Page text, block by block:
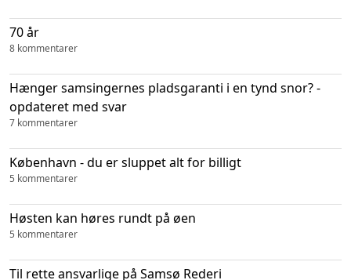
70 år
8 kommentarer
Hænger samsingernes pladsgaranti i en tynd snor? -
opdateret med svar
7 kommentarer
København - du er sluppet alt for billigt
5 kommentarer
Høsten kan høres rundt på øen
5 kommentarer
Til rette ansvarlige på Samsø Rederi